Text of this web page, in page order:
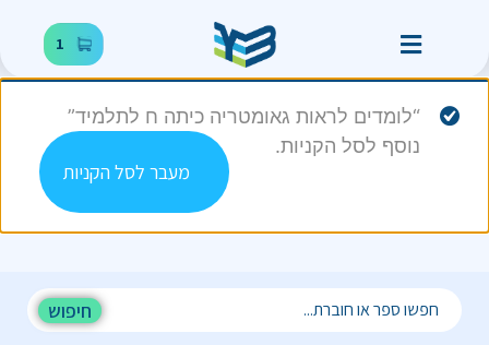
1
“לומדים לראות גאומטריה כיתה ח לתלמיד”
נוסף לסל הקניות.
מעבר לסל הקניות
חיפוש